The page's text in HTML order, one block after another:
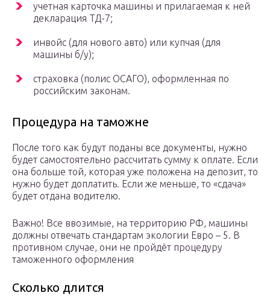
учетная карточка машины и прилагаемая к ней
декларация ТД-7;
инвойс (для нового авто) или купчая (для
машины б/у);
страховка (полис ОСАГО), оформленная по
российским законам.
Процедура на таможне
После того как будут поданы все документы, нужно
будет самостоятельно рассчитать сумму к оплате. Если
она больше той, которая уже положена на депозит, то
нужно будет доплатить. Если же меньше, то «сдача»
будет отдана водителю.
Важно! Все ввозимые, на территорию РФ, машины
должны отвечать стандартам экологии Евро – 5. В
противном случае, они не пройдёт процедуру
таможенного оформления
Сколько длится